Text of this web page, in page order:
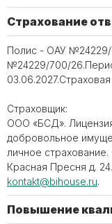
Страхование
Полис - ОАУ
№24229/700/
Страховщик:
ООО «БСД».
добровольное
личное страхование.
Красная Пресня д.
kontakt@bihouse.ru.
Повышение